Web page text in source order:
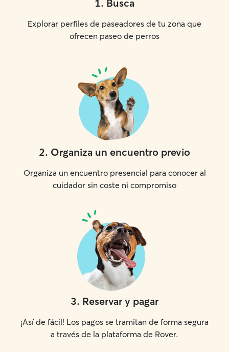
todo momento.
1. Busca
Explorar perfiles de paseadores de tu zona que
ofrecen paseo de perros
2. Organiza un encuentro previo
Organiza un encuentro presencial para conocer al
cuidador sin coste ni compromiso
3. Reservar y pagar
¡Así de fácil! Los pagos se tramitan de forma segura
a través de la plataforma de Rover.